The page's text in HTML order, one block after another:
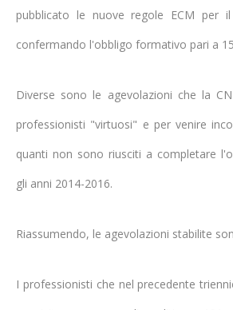
pubblicato le nuove regole ECM per il
confermando l'obbligo formativo pari a
Diverse sono le agevolazioni che la
professionisti "virtuosi" e per venire
quanti non sono riusciti a completare
gli anni 2014-2016.
Riassumendo, le agevolazioni stabilite
I professionisti che nel precedente